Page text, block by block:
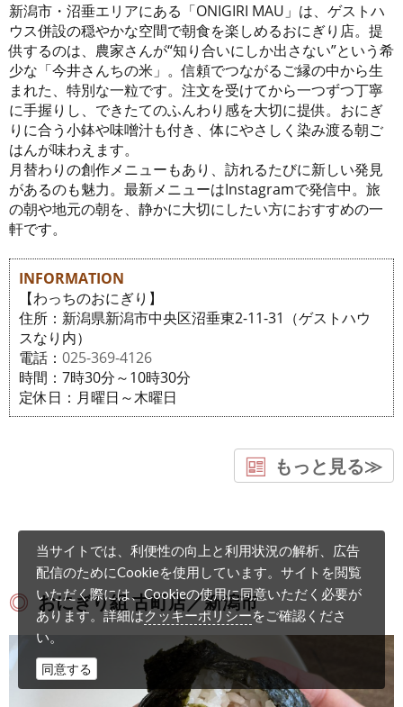
新潟市・沼垂エリアにある「ONIGIRI MAU」は、ゲストハ
ウス併設の穏やかな空間で朝食を楽しめるおにぎり店。提
供するのは、農家さんが“知り合いにしか出さない”という希
少な「今井さんちの米」。信頼でつながるご縁の中から生
まれた、特別な一粒です。注文を受けてから一つずつ丁寧
に手握りし、できたてのふんわり感を大切に提供。おにぎ
りに合う小鉢や味噌汁も付き、体にやさしく染み渡る朝ご
はんが味わえます。
月替わりの創作メニューもあり、訪れるたびに新しい発見
があるのも魅力。最新メニューはInstagramで発信中。旅
の朝や地元の朝を、静かに大切にしたい方におすすめの一
軒です。
INFORMATION
【わっちのおにぎり】
住所：新潟県新潟市中央区沼垂東2-11-31（ゲストハウ
スなり内）
電話： 025-369-4126
時間：7時30分～10時30分
定休日：月曜日～木曜日
もっと見る≫
おにぎり組 古町店／新潟市
当サイトでは、利便性の向上と利用状況の解析、広告
配信のためにCookieを使用しています。サイトを閲覧
いただく際には、Cookieの使用に同意いただく必要が
あります。詳細はクッキーポリシーをご確認くださ
い。
同意する